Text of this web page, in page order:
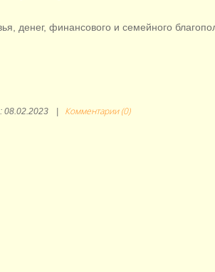
денег, финансового и семейного
08.02.2023 Комментарии (0)